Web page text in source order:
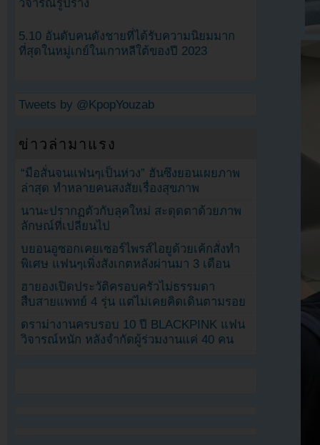
วิจารณ์รูปร่าง
5.10 อันดับคนดังชายที่ได้รับความนิยมมาก
ที่สุดในหมู่เกย์ในเกาหลีใต้ของปี 2023
Tweets by @KpopYouzab
ข่าวล่ามาแรง
“มือสั่นจนแฟนๆเป็นห่วง” ฮันซึงยอนเผยภาพ
ล่าสุด ทำหลายคนสงสัยเรื่องสุขภาพ
นานะปรากฏตัวกับลุคใหม่ สะดุดตาด้วยภาพ
ลักษณ์ที่เปลี่ยนไป
บยอนอูซอกเคยเซอร์ไพรส์ไอยูด้วยเค้กสั่งทำ
พิเศษ แฟนๆเพิ่งสังเกตหลังผ่านมา 3 เดือน
ฮายองเปิดประวัติครอบครัวไม่ธรรมดา
สืบสายแพทย์ 4 รุ่น แต่ไม่เคยคิดเดินตามรอย
ดราม่างานครบรอบ 10 ปี BLACKPINK แฟน
วิจารณ์หนัก หลังจำกัดผู้ร่วมงานแค่ 40 คน